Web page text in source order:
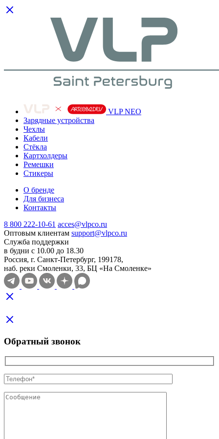
VLP NEO
Зарядные устройства
Чехлы
Кабели
Cтёкла
Картхолдеры
Ремешки
Стикеры
О бренде
Для бизнеса
Контакты
8 800 222-10-61 acces@vlpco.ru
Оптовым клиентам support@vlpco.ru
Служба поддержки
в будни с 10.00 до 18.30
Россия, г. Санкт-Петербург, 199178,
наб. реки Смоленки, 33, БЦ «На Смоленке»
Обратный звонок